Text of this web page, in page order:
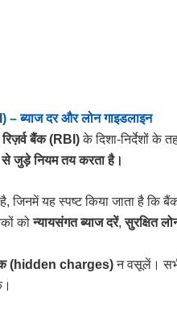
– ब्याज दर और लोन गाइडलाइन
रिज़र्व बैंक (RBI)के दिशा-निर्देशों के
जुड़े नियम तय करता है।
जिनमें यह स्पष्ट किया जाता है कि
कोन्यायसंगत ब्याज दरें,सुरक्षित
(hidden charges)न वसूलें।